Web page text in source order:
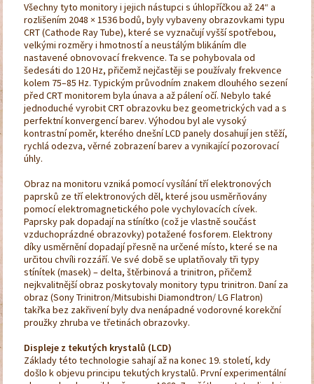
Všechny tyto monitory i jejich nástupci s úhlopříčkou až 24“ a
rozlišením 2048 × 1536 bodů, byly vybaveny obrazovkami typu
CRT (Cathode Ray Tube), které se vyznačují vyšší spotřebou,
velkými rozměry i hmotností a neustálým blikáním dle
nastavené obnovovací frekvence. Ta se pohybovala od
šedesáti do 120 Hz, přičemž nejčastěji se používaly frekvence
kolem 75–85 Hz. Typickým průvodním znakem dlouhého sezení
před CRT monitorem byla únava a až pálení očí. Nebylo také
jednoduché vyrobit CRT obrazovku bez geometrických vad a s
perfektní konvergencí barev. Výhodou byl ale vysoký
kontrastní poměr, kterého dnešní LCD panely dosahují jen stěží,
rychlá odezva, věrné zobrazení barev a vynikající pozorovací
úhly.
Obraz na monitoru vzniká pomocí vysílání tří elektronových
paprsků ze tří elektronových děl, které jsou usměrňovány
pomocí elektromagnetického pole vychylovacích cívek.
Paprsky pak dopadají na stínítko (což je vlastně součást
vzduchoprázdné obrazovky) potažené fosforem. Elektrony
díky usměrnění dopadají přesně na určené místo, které se na
určitou chvíli rozzáří. Ve své době se uplatňovaly tři typy
stínítek (masek) – delta, štěrbinová a trinitron, přičemž
nejkvalitnější obraz poskytovaly monitory typu trinitron. Daní za
obraz (Sony Trinitron/Mitsubishi Diamondtron/ LG Flatron)
takřka bez zakřivení byly dva nenápadné vodorovné korekční
proužky zhruba ve třetinách obrazovky.
Displeje z tekutých krystalů (LCD)
Základy této technologie sahají až na konec 19. století, kdy
došlo k objevu principu tekutých krystalů. První experimentální